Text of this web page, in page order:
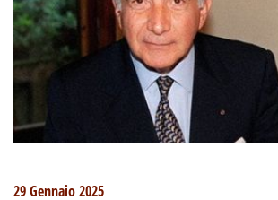
29 Gennaio 2025